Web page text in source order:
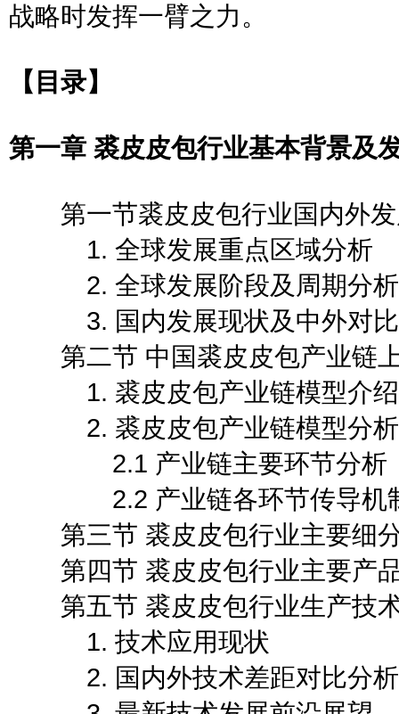
战略时发挥一臂之力。
【目录】
第一章 裘皮皮包行业基本背景及
第一节裘皮皮包行业国内外发
1. 全球发展重点区域分析
2. 全球发展阶段及周期分析
3. 国内发展现状及中外对比
第二节 中国裘皮皮包产业链
1. 裘皮皮包产业链模型介绍
2. 裘皮皮包产业链模型分析
2.1 产业链主要环节分析
2.2 产业链各环节传导机
第三节 裘皮皮包行业主要细
第四节 裘皮皮包行业主要产
第五节 裘皮皮包行业生产技
1. 技术应用现状
2. 国内外技术差距对比分析